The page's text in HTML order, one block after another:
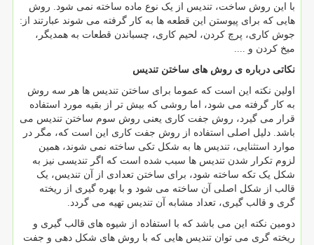
با این روش ساخت، تندیس از یک نوع ماده ساخته نمی شود. روش
هایی که برای پیوستن این قطعه ها به کار گرفته می شوند عبارتند از:
جوش کاری، پرچ کردن، لحیم کاری، چسباندن قطعات به همدیگر،
میخ کردن و ....
نکاتی درباره ی روش های ساختن تندیس
اولین نکته این است که عموما برای ساختن تندیس ها هر سه روش
به کار گرفته می شود، اما روشی که بیش تر از بقیه مورد استفاده
قرار می گیرد، روش جفت کاری یعنی روش سوم ساختن تندیس می
باشد. دلیل اصلی استفاده از روش جفت کاری این است که، مگر در
موارد استثنایی، تندیس ها به شکل تکی ساخته نمی شوند، همین
لزوم تکرار شدن تندیس ها سبب شده است که اگر تندیسی نیز به
شکل یک تکه ساخته شود، برای ساختن تعدادی از آن تندیس، یک
قالب از شکل اصلی آن ساخته می شود و با بهره گیری از ریخته
گری و قالب گیری، تعداد مشابه آن تندیس تهیه می گردد.
دومین نکته این می باشد که با استفاده از شیوه های قالب گیری و
ریخته گری می توان تندیس هایی که با روش های شکل دهی و جفت